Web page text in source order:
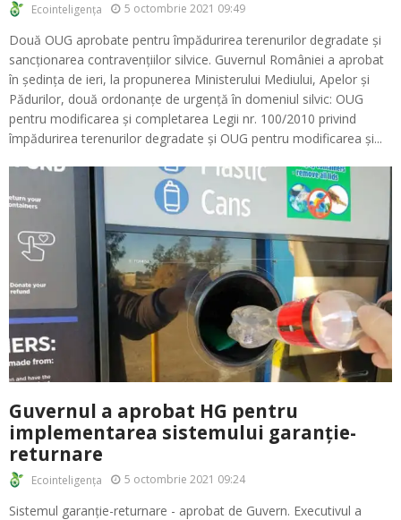
Ecointeligența 5 octombrie 2021 09:49
Două OUG aprobate pentru împădurirea terenurilor degradate și
sancționarea contravențiilor silvice. Guvernul României a aprobat
în ședința de ieri, la propunerea Ministerului Mediului, Apelor și
Pădurilor, două ordonanțe de urgență în domeniul silvic: OUG
pentru modificarea și completarea Legii nr. 100/2010 privind
împădurirea terenurilor degradate și OUG pentru modificarea și...
Guvernul a aprobat HG pentru
implementarea sistemului garanție-
returnare
Ecointeligența 5 octombrie 2021 09:24
Sistemul garanție-returnare - aprobat de Guvern. Executivul a